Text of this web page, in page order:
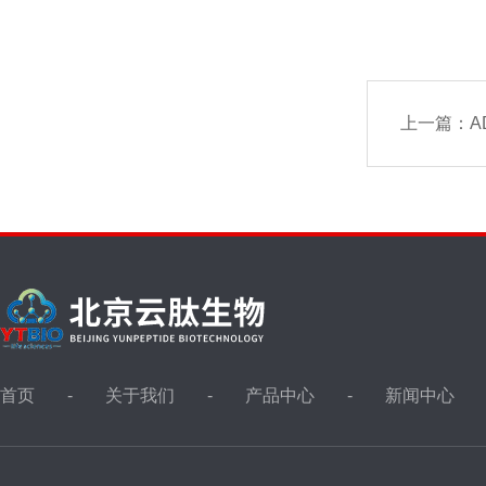
上一篇：
首页 关于我们 产品中心 新闻中心